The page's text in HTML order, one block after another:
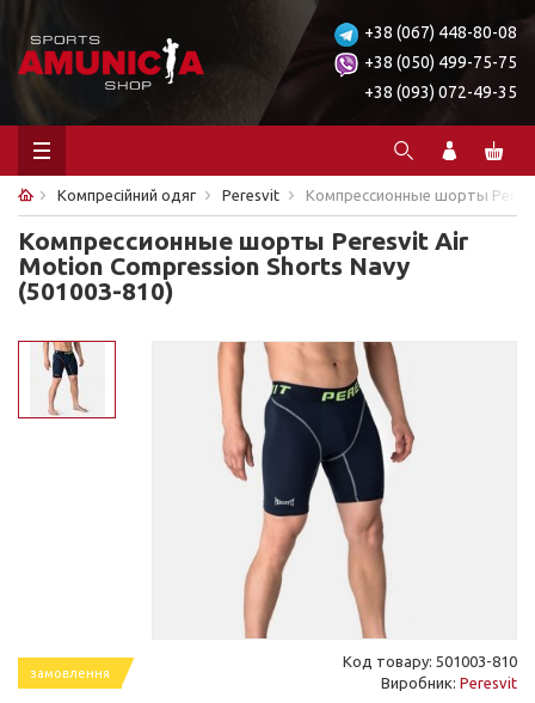
+38 (067) 448-80-08
+38 (050) 499-75-75
+38 (093) 072-49-35
Компресійний одяг Peresvit Компрессионные шорты
Компрессионные шорты Peresvit Air
Motion Compression Shorts Navy
(501003-810)
замовлення
Код товару: 501003-810
Виробник: Peresvit